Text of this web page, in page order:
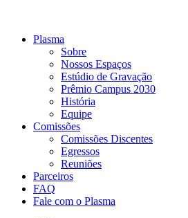
Plasma
Sobre
Nossos Espaços
Estúdio de Gravação
Prêmio Campus 2030
História
Equipe
Comissões
Comissões Discentes
Egressos
Reuniões
Parceiros
FAQ
Fale com o Plasma